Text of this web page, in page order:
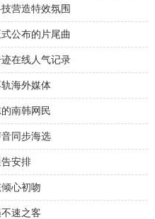
营造特效氛围
公布的片尾曲
在线人气记录
海外媒体
南韩网民
同步海选
安排
心初吻
速之客